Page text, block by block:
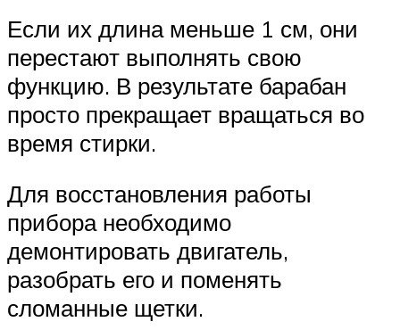
Если их длина меньше 1 см, они
перестают выполнять свою
функцию. В результате барабан
просто прекращает вращаться во
время стирки.
Для восстановления работы
прибора необходимо
демонтировать двигатель,
разобрать его и поменять
сломанные щетки.